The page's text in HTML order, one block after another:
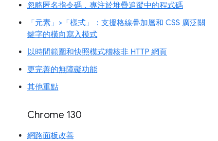
忽略匿名指令碼，專注於堆疊追蹤中的程式碼
「元素」>「樣式」：支援格線疊加層和 CSS 廣泛關
鍵字的橫向寫入模式
以時間範圍和快照模式稽核非 HTTP 網頁
更完善的無障礙功能
其他重點
Chrome 130
網路面板改善